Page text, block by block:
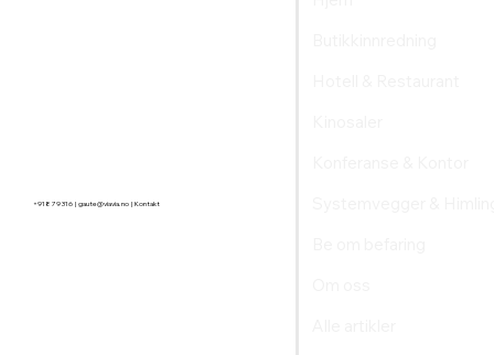
+918 79 316 | gaute@viavia.no| Kontakt